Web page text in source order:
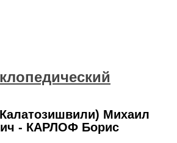
Михаил
- КАРЛОФ Борис